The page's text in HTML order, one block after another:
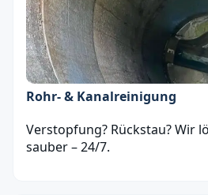
Rohr- & Kanalreinigung
Verstopfung? Rückstau? Wir
sauber – 24/7.